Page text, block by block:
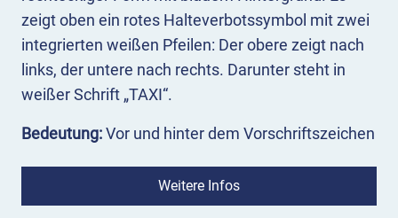
zeigt oben ein rotes Halteverbotssymbol mit zwei
integrierten weißen Pfeilen: Der obere zeigt nach
links, der untere nach rechts. Darunter steht in
weißer Schrift „TAXI“.
Bedeutung:Vor und hinter dem Vorschriftszeichen
Taxen dürfen hier warten; anderen Fahrzeugen ist
das Halten verboten. Ist die Nutzungszeit durch
Weitere Infos